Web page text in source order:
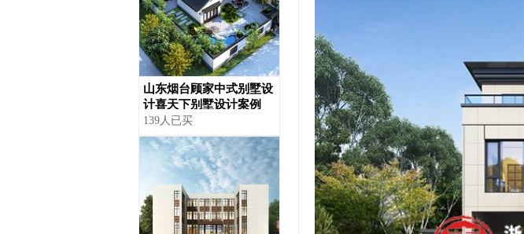
山东烟台顾家中式别墅设
计喜天下别墅设计案例
139人已买